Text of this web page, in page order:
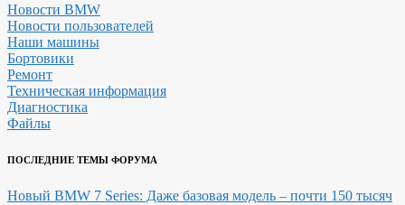
Новости BMW
Новости пользователей
Наши машины
Бортовики
Ремонт
Техническая информация
Диагностика
Файлы
ПОСЛЕДНИЕ ТЕМЫ ФОРУМА
Новый BMW 7 Series: Даже базовая модель – почти 150 тысяч